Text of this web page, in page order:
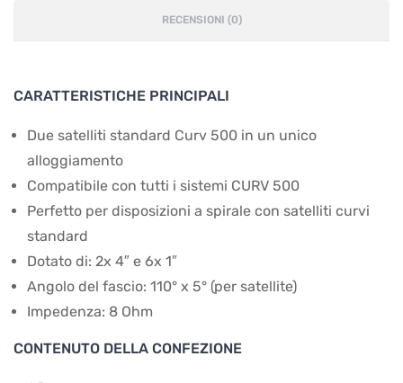
RECENSIONI (0)
CARATTERISTICHE PRINCIPALI
Due satelliti standard Curv 500 in un unico
alloggiamento
Compatibile con tutti i sistemi CURV 500
Perfetto per disposizioni a spirale con satelliti curvi
standard
Dotato di: 2x 4″ e 6x 1″
Angolo del fascio: 110° x 5° (per satellite)
Impedenza: 8 Ohm
CONTENUTO DELLA CONFEZIONE